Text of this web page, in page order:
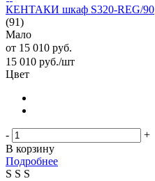
КЕНТАКИ шкаф S320-REG/90
(91)
Мало
от 15 010 руб.
15 010 руб./шт
Цвет
-
+
В корзину
Подробнее
S S S